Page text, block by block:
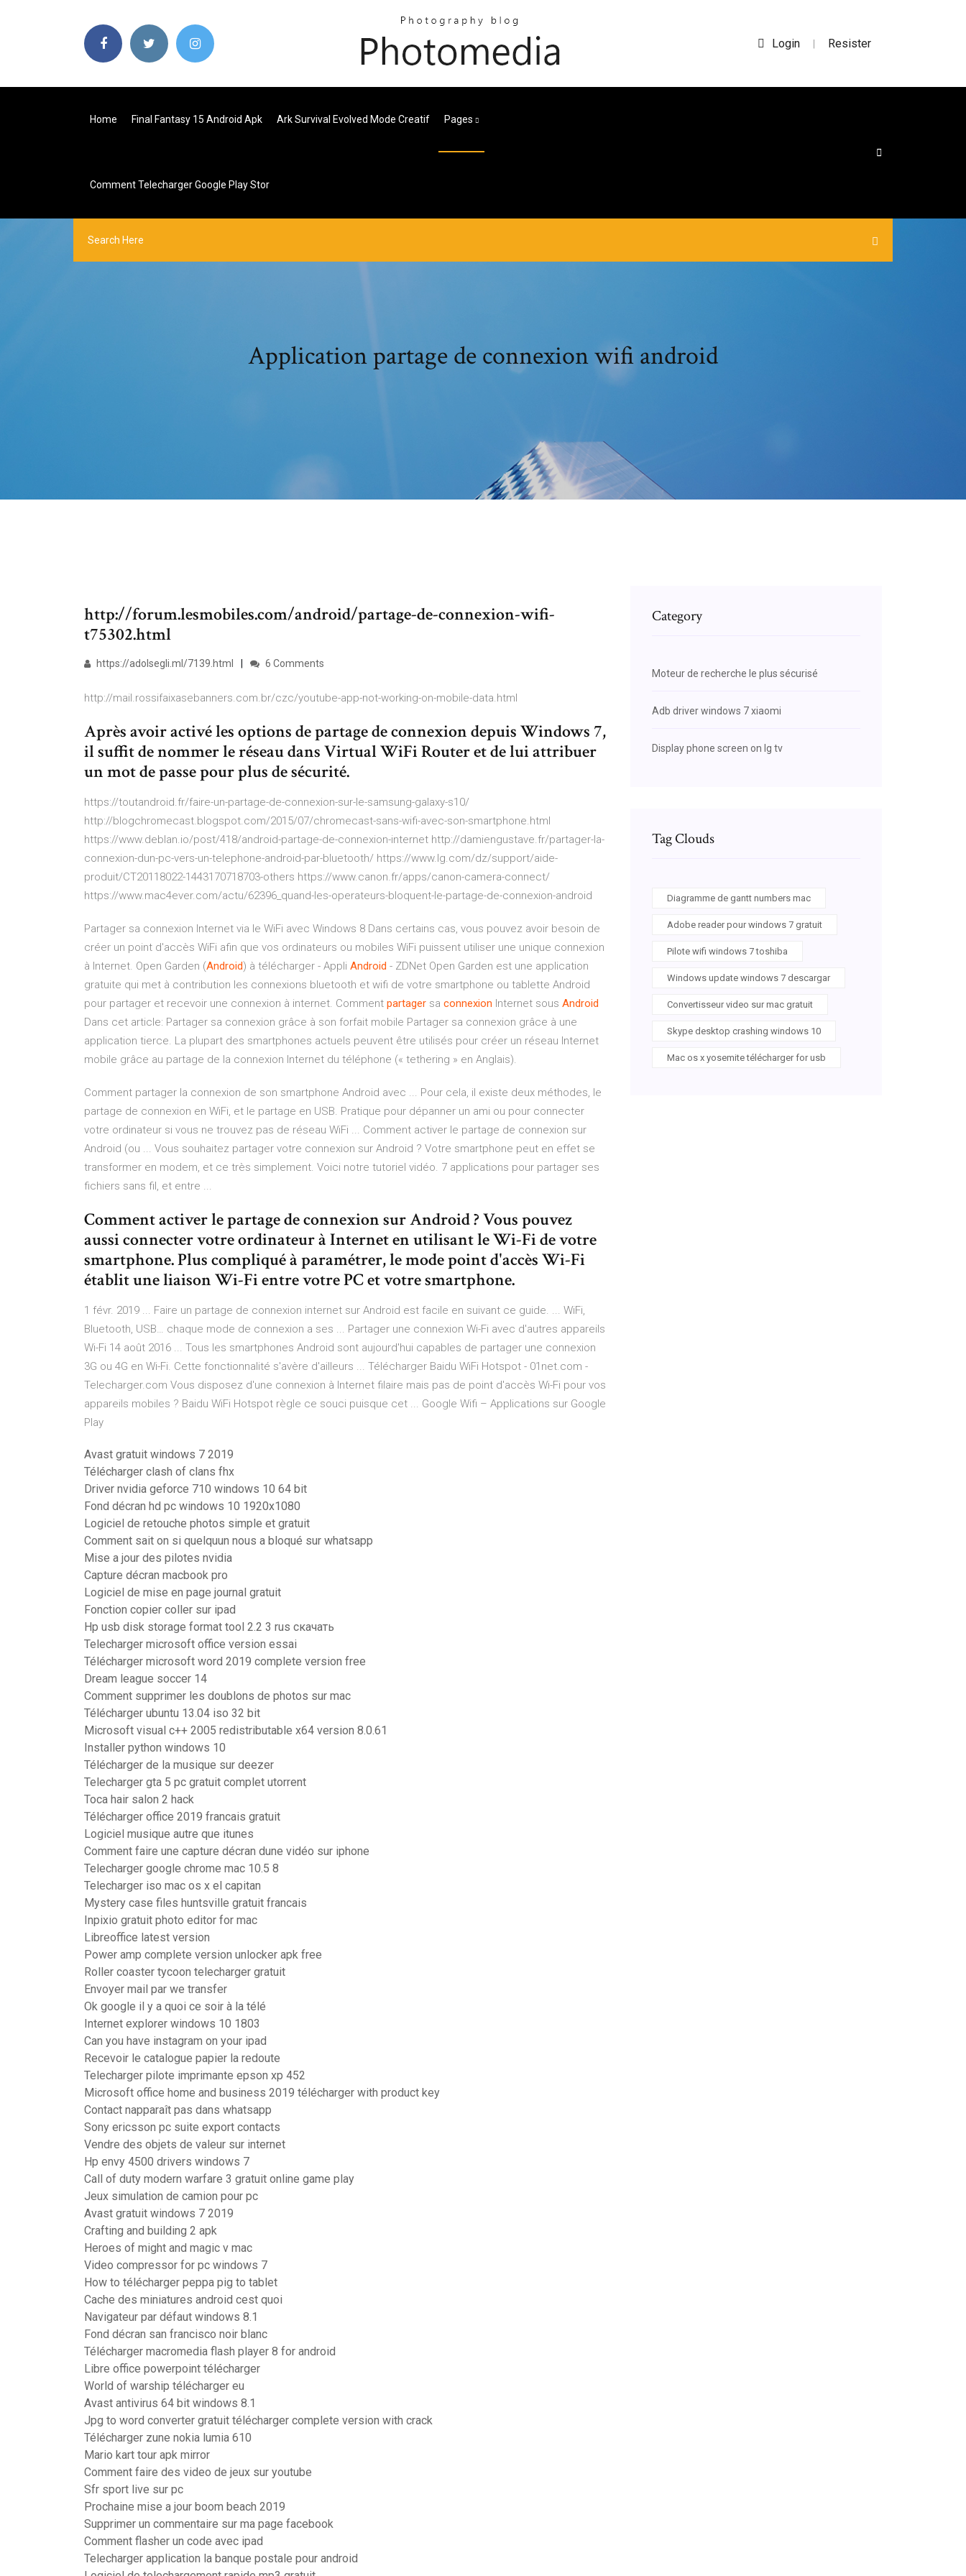
Login | Resister
Home Final Fantasy 15 Android Apk Ark Survival Evolved Mode Creatif Pages
Comment Telecharger Google Play Stor
Application partage de connexion wifi android
http://forum.lesmobiles.com/android/partage-de-connexion-wifi-
t75302.html
https://adolsegli.ml/7139.html 6 Comments
http://mail.rossifaixasebanners.com.br/czc/youtube-app-not-working-on-mobile-data.html
Après avoir activé les options de partage de connexion depuis Windows 7,
il suffit de nommer le réseau dans Virtual WiFi Router et de lui attribuer
un mot de passe pour plus de sécurité.
https://toutandroid.fr/faire-un-partage-de-connexion-sur-le-samsung-galaxy-s10/
http://blogchromecast.blogspot.com/2015/07/chromecast-sans-wifi-avec-son-smartphone.html
https://www.deblan.io/post/418/android-partage-de-connexion-internet http://damiengustave.fr/partager-la-
connexion-dun-pc-vers-un-telephone-android-par-bluetooth/ https://www.lg.com/dz/support/aide-
produit/CT20118022-1443170718703-others https://www.canon.fr/apps/canon-camera-connect/
https://www.mac4ever.com/actu/62396_quand-les-operateurs-bloquent-le-partage-de-connexion-android
Partager sa connexion Internet via le WiFi avec Windows 8 Dans certains cas, vous pouvez avoir besoin de
créer un point d'accès WiFi afin que vos ordinateurs ou mobiles WiFi puissent utiliser une unique connexion
à Internet. Open Garden (Android) à télécharger - Appli Android - ZDNet Open Garden est une application
gratuite qui met à contribution les connexions bluetooth et wifi de votre smartphone ou tablette Android
pour partager et recevoir une connexion à internet. Comment partager sa connexion Internet sous Android
Dans cet article: Partager sa connexion grâce à son forfait mobile Partager sa connexion grâce à une
application tierce. La plupart des smartphones actuels peuvent être utilisés pour créer un réseau Internet
mobile grâce au partage de la connexion Internet du téléphone (« tethering » en Anglais).
Comment partager la connexion de son smartphone Android avec ... Pour cela, il existe deux méthodes, le
partage de connexion en WiFi, et le partage en USB. Pratique pour dépanner un ami ou pour connecter
votre ordinateur si vous ne trouvez pas de réseau WiFi ... Comment activer le partage de connexion sur
Android (ou ... Vous souhaitez partager votre connexion sur Android ? Votre smartphone peut en effet se
transformer en modem, et ce très simplement. Voici notre tutoriel vidéo. 7 applications pour partager ses
fichiers sans fil, et entre ...
Comment activer le partage de connexion sur Android ? Vous pouvez
aussi connecter votre ordinateur à Internet en utilisant le Wi-Fi de votre
smartphone. Plus compliqué à paramétrer, le mode point d'accès Wi-Fi
établit une liaison Wi-Fi entre votre PC et votre smartphone.
1 févr. 2019 ... Faire un partage de connexion internet sur Android est facile en suivant ce guide. ... WiFi,
Bluetooth, USB… chaque mode de connexion a ses ... Partager une connexion Wi-Fi avec d'autres appareils
Wi-Fi 14 août 2016 ... Tous les smartphones Android sont aujourd'hui capables de partager une connexion
3G ou 4G en Wi-Fi. Cette fonctionnalité s'avère d'ailleurs ... Télécharger Baidu WiFi Hotspot - 01net.com -
Telecharger.com Vous disposez d'une connexion à Internet filaire mais pas de point d'accès Wi-Fi pour vos
appareils mobiles ? Baidu WiFi Hotspot règle ce souci puisque cet ... Google Wifi – Applications sur Google
Play
Avast gratuit windows 7 2019
Télécharger clash of clans fhx
Driver nvidia geforce 710 windows 10 64 bit
Fond décran hd pc windows 10 1920x1080
Logiciel de retouche photos simple et gratuit
Comment sait on si quelquun nous a bloqué sur whatsapp
Mise a jour des pilotes nvidia
Capture décran macbook pro
Logiciel de mise en page journal gratuit
Fonction copier coller sur ipad
Hp usb disk storage format tool 2.2 3 rus скачать
Telecharger microsoft office version essai
Télécharger microsoft word 2019 complete version free
Dream league soccer 14
Comment supprimer les doublons de photos sur mac
Télécharger ubuntu 13.04 iso 32 bit
Microsoft visual c++ 2005 redistributable x64 version 8.0.61
Installer python windows 10
Télécharger de la musique sur deezer
Telecharger gta 5 pc gratuit complet utorrent
Toca hair salon 2 hack
Télécharger office 2019 francais gratuit
Logiciel musique autre que itunes
Comment faire une capture décran dune vidéo sur iphone
Telecharger google chrome mac 10.5 8
Telecharger iso mac os x el capitan
Mystery case files huntsville gratuit francais
Inpixio gratuit photo editor for mac
Libreoffice latest version
Power amp complete version unlocker apk free
Roller coaster tycoon telecharger gratuit
Envoyer mail par we transfer
Ok google il y a quoi ce soir à la télé
Internet explorer windows 10 1803
Can you have instagram on your ipad
Recevoir le catalogue papier la redoute
Telecharger pilote imprimante epson xp 452
Microsoft office home and business 2019 télécharger with product key
Contact napparaît pas dans whatsapp
Sony ericsson pc suite export contacts
Vendre des objets de valeur sur internet
Hp envy 4500 drivers windows 7
Call of duty modern warfare 3 gratuit online game play
Jeux simulation de camion pour pc
Avast gratuit windows 7 2019
Crafting and building 2 apk
Heroes of might and magic v mac
Video compressor for pc windows 7
How to télécharger peppa pig to tablet
Cache des miniatures android cest quoi
Navigateur par défaut windows 8.1
Fond décran san francisco noir blanc
Télécharger macromedia flash player 8 for android
Libre office powerpoint télécharger
World of warship télécharger eu
Avast antivirus 64 bit windows 8.1
Jpg to word converter gratuit télécharger complete version with crack
Télécharger zune nokia lumia 610
Mario kart tour apk mirror
Comment faire des video de jeux sur youtube
Sfr sport live sur pc
Prochaine mise a jour boom beach 2019
Supprimer un commentaire sur ma page facebook
Comment flasher un code avec ipad
Telecharger application la banque postale pour android
Category
Moteur de recherche le plus sécurisé
Adb driver windows 7 xiaomi
Display phone screen on lg tv
Tag Clouds
Diagramme de gantt numbers mac
Adobe reader pour windows 7 gratuit
Pilote wifi windows 7 toshiba
Windows update windows 7 descargar
Convertisseur video sur mac gratuit
Skype desktop crashing windows 10
Mac os x yosemite télécharger for usb